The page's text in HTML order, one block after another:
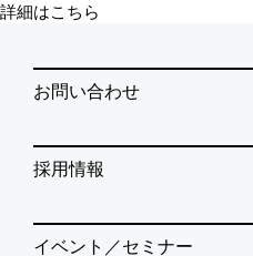
詳細はこちら
お問い合わせ
採用情報
イベント／セミナー